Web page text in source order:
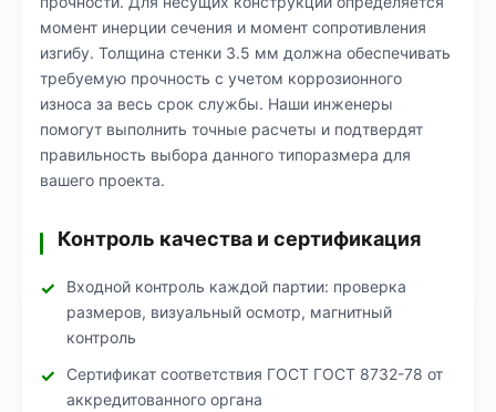
момент инерции сечения и момент сопротивления
изгибу. Толщина стенки 3.5 мм должна обеспечивать
требуемую прочность с учетом коррозионного
износа за весь срок службы. Наши инженеры
помогут выполнить точные расчеты и подтвердят
правильность выбора данного типоразмера для
вашего проекта.
Контроль качества и сертификация
Входной контроль каждой партии: проверка
размеров, визуальный осмотр, магнитный
контроль
Сертификат соответствия ГОСТ ГОСТ 8732-78 от
аккредитованного органа